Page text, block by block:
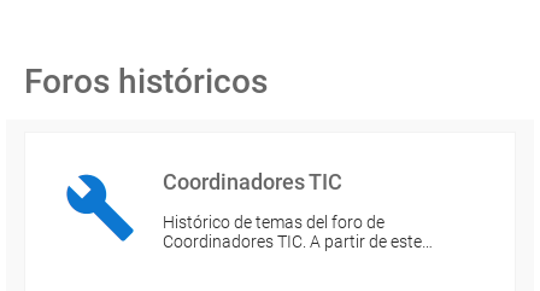
Foros históricos
Coordinadores TIC
Histórico de temas del foro de
Coordinadores TIC. A partir de este…